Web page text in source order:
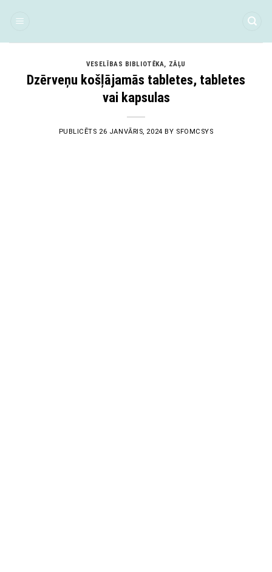
VESELĪBAS BIBLIOTĒKA, ZĀĻU
Dzērveņu košļājamās tabletes, tabletes
vai kapsulas
PUBLICĒTS 26 JANVĀRIS, 2024 BY SFOMCSYS